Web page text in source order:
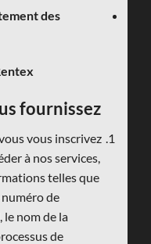
des
fournissez
vous inscrivez
à nos services,
telles que
de
nom de la
de